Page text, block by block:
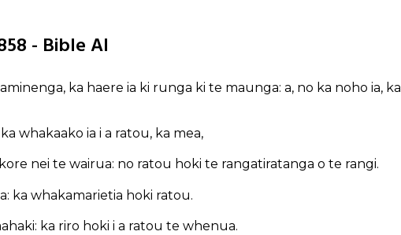
- Bible AI
ka haere ia ki runga ki te maunga: a, no ka noho ia, ka
whakaako ia i a ratou, ka mea,
nei te wairua: no ratou hoki te rangatiratanga o te rangi.
ka whakamarietia hoki ratou.
ka riro hoki i a ratou te whenua.